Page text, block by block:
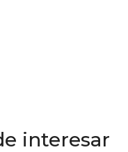
interesar